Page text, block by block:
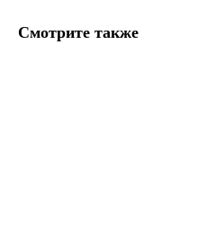
Смотрите также